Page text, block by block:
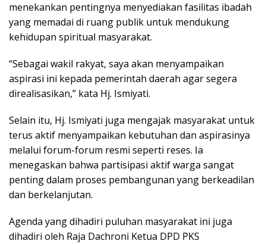
menekankan pentingnya menyediakan fasilitas ibadah
yang memadai di ruang publik untuk mendukung
kehidupan spiritual masyarakat.
“Sebagai wakil rakyat, saya akan menyampaikan
aspirasi ini kepada pemerintah daerah agar segera
direalisasikan,” kata Hj. Ismiyati.
Selain itu, Hj. Ismiyati juga mengajak masyarakat untuk
terus aktif menyampaikan kebutuhan dan aspirasinya
melalui forum-forum resmi seperti reses. Ia
menegaskan bahwa partisipasi aktif warga sangat
penting dalam proses pembangunan yang berkeadilan
dan berkelanjutan.
Agenda yang dihadiri puluhan masyarakat ini juga
dihadiri oleh Raja Dachroni Ketua DPD PKS